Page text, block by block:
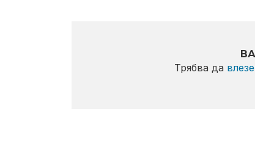
Трябва да